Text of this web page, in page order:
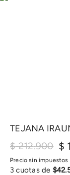
TEJANA
$
$ 212.900
Precio sin impuestos
3 cuotas de $42.